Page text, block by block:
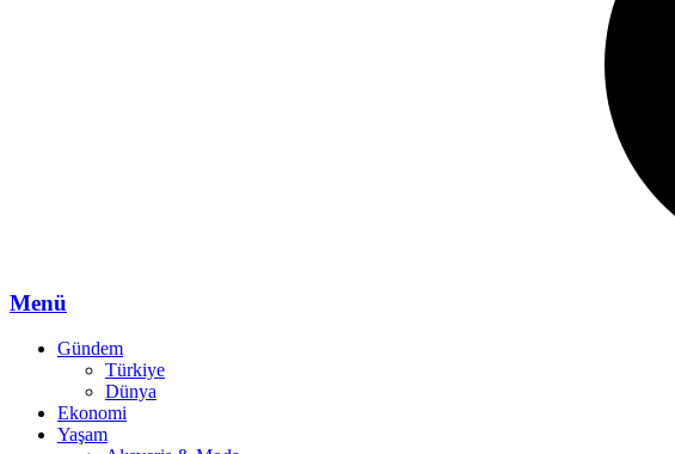
Menü
Gündem
Türkiye
Dünya
Ekonomi
Yaşam